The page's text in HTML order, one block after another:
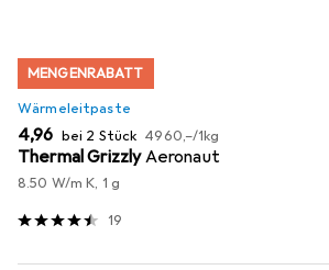
MENGENRABATT
Wärmeleitpaste
EUR
4,96 bei 2 Stück EUR
4960,–/1kg
Thermal GrizzlyAeronaut
8.50 W/m K, 1 g
19